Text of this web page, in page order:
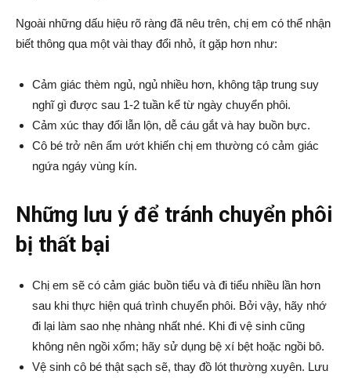
Ngoài những dấu hiệu rõ ràng đã nêu trên, chị em có thể nhận
biết thông qua một vài thay đổi nhỏ, ít gặp hơn như:
Cảm giác thèm ngủ, ngủ nhiều hơn, không tập trung suy
nghĩ gì được sau 1-2 tuần kể từ ngày chuyển phôi.
Cảm xúc thay đổi lẫn lộn, dễ cáu gắt và hay buồn bực.
Cô bé trở nên ẩm ướt khiến chị em thường có cảm giác
ngứa ngáy vùng kín.
Những lưu ý để tránh chuyển phôi
bị thất bại
Chị em sẽ có cảm giác buồn tiểu và đi tiểu nhiều lần hơn
sau khi thực hiện quá trình chuyển phôi. Bởi vậy, hãy nhớ
đi lại làm sao nhẹ nhàng nhất nhé. Khi đi vệ sinh cũng
không nên ngồi xổm; hãy sử dụng bệ xí bệt hoặc ngồi bô.
Vệ sinh cô bé thật sạch sẽ, thay đồ lót thường xuyên. Lưu